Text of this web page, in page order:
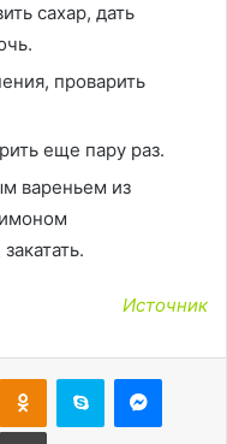
сахар, дать
проварить
еще пару раз.
вареньем из
Источник
Одноклассники
Skype
электронную почту Печатать